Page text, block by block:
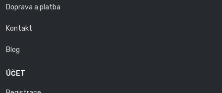
Doprava a platba
Kontakt
Blog
ÚČET